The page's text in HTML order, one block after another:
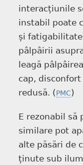
interacțiunile
instabil poate
și
pâlpâirii
leagă
cap,
redusă. (PMC)
E rezonabil să
similare pot
alte păsări de
ținute sub